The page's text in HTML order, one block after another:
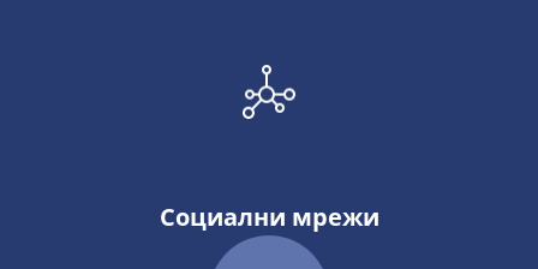
Социални мрежи